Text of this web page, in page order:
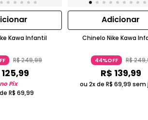
Kawa Infantil
R$249,99
125,99
no Pix
deR$ 69,99
Adicionar
Chinelo Nike Kawa
44%OFF R$249,
R$ 139,99
ou 2x de R$ 69,99 sem